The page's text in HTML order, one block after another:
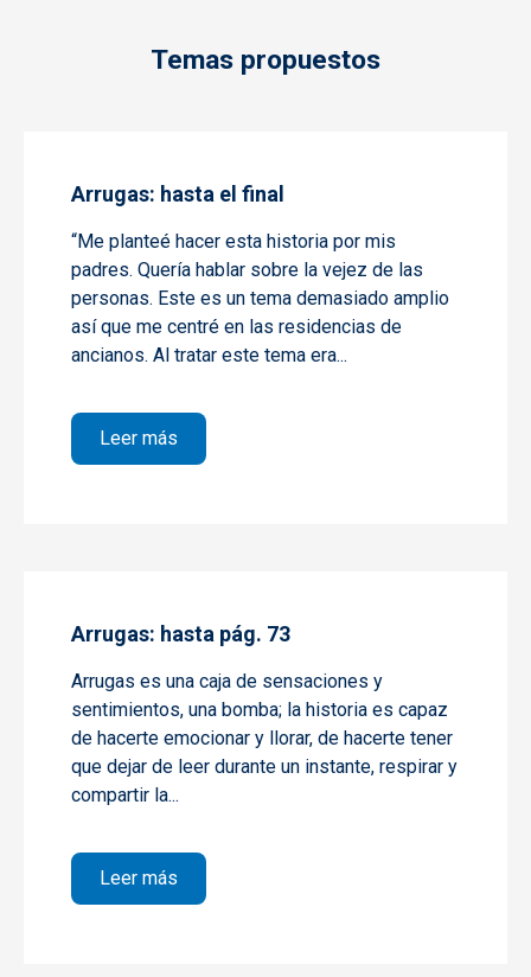
Temas propuestos
Arrugas: hasta el final
“Me planteé hacer esta historia por mis
padres. Quería hablar sobre la vejez de las
personas. Este es un tema demasiado amplio
así que me centré en las residencias de
ancianos. Al tratar este tema era...
Leer más
Arrugas: hasta pág. 73
Arrugas es una caja de sensaciones y
sentimientos, una bomba; la historia es capaz
de hacerte emocionar y llorar, de hacerte tener
que dejar de leer durante un instante, respirar y
compartir la...
Leer más